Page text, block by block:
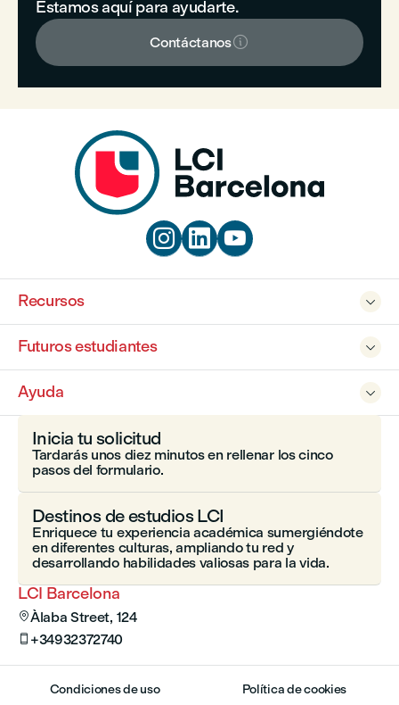
Estamos aquí para ayudarte.
Contáctanos
  

Recursos

Futuros estudiantes

Ayuda
LCI Barcelona
Àlaba Street, 124
 +34932372740
Inicia tu solicitud
Tardarás unos diez minutos en rellenar los cinco
pasos del formulario.
Destinos de estudios LCI
Enriquece tu experiencia académica sumergiéndote
en diferentes culturas, ampliando tu red y
desarrollando habilidades valiosas para la vida.
Condiciones de uso Política de cookies